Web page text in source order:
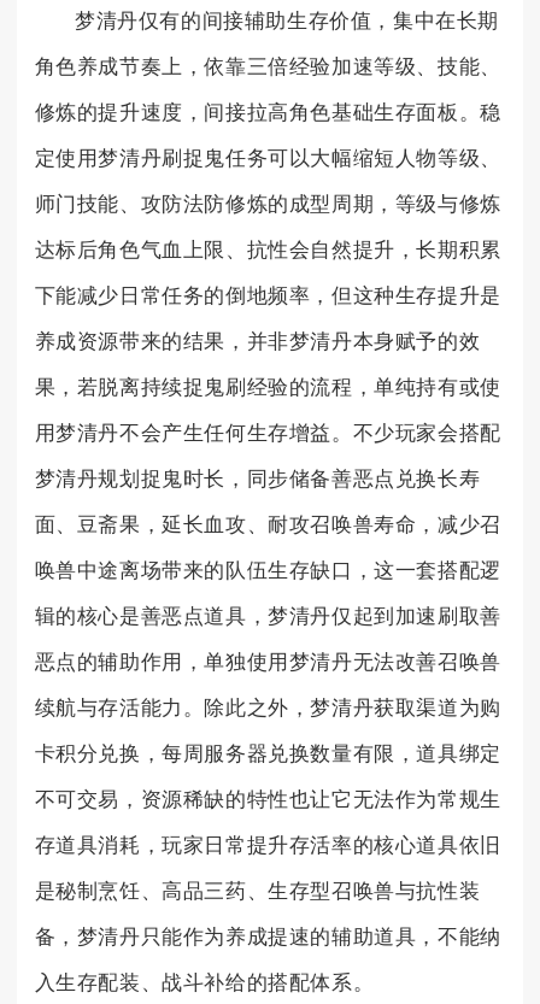
梦清丹仅有的间接辅助生存价值，集中在长期
角色养成节奏上，依靠三倍经验加速等级、技能、
修炼的提升速度，间接拉高角色基础生存面板。稳
定使用梦清丹刷捉鬼任务可以大幅缩短人物等级、
师门技能、攻防法防修炼的成型周期，等级与修炼
达标后角色气血上限、抗性会自然提升，长期积累
下能减少日常任务的倒地频率，但这种生存提升是
养成资源带来的结果，并非梦清丹本身赋予的效
果，若脱离持续捉鬼刷经验的流程，单纯持有或使
用梦清丹不会产生任何生存增益。不少玩家会搭配
梦清丹规划捉鬼时长，同步储备善恶点兑换长寿
面、豆斋果，延长血攻、耐攻召唤兽寿命，减少召
唤兽中途离场带来的队伍生存缺口，这一套搭配逻
辑的核心是善恶点道具，梦清丹仅起到加速刷取善
恶点的辅助作用，单独使用梦清丹无法改善召唤兽
续航与存活能力。除此之外，梦清丹获取渠道为购
卡积分兑换，每周服务器兑换数量有限，道具绑定
不可交易，资源稀缺的特性也让它无法作为常规生
存道具消耗，玩家日常提升存活率的核心道具依旧
是秘制烹饪、高品三药、生存型召唤兽与抗性装
备，梦清丹只能作为养成提速的辅助道具，不能纳
入生存配装、战斗补给的搭配体系。